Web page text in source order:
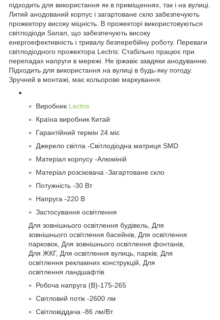
підходить для використання як в приміщеннях, так і на вулиці.
Литий анодований корпус і загартоване скло забезпечують
прожектору високу міцність. В прожекторі використовуються
світлодіоди Sanan, що забезпечують високу
енергоефективність і тривалу безперебійну роботу. Переваги
світлодіодного прожектора Lectris: Стабільно працює при
перепадах напруги в мережі. Не іржавіє завдяки анодуванню.
Підходить для використання на вулиці в будь-яку погоду.
Зручний в монтажі, має кольорове маркування.
Виробник Lectris
Країна виробник Китай
Гарантійний термін 24 міс
Джерело світла -Світлодіодна матриця SMD
Матеріал корпусу -Алюміній
Матеріал розсіювача -Загартоване скло
Потужність -30 Вт
Напруга -220 В
Застосування освітлення
Для зовнішнього освітлення будівель, Для
зовнішнього освітлення басейнів, Для освітлення
парковок, Для зовнішнього освітлення фонтанів,
Для ЖКГ, Для освітлення вулиць, парків, Для
освітлення рекламних конструкцій, Для
освітлення ландшафтів
Робоча напруга (В)-175-265
Світловий потік -2600 лм
Світловіддача -86 лм/Вт